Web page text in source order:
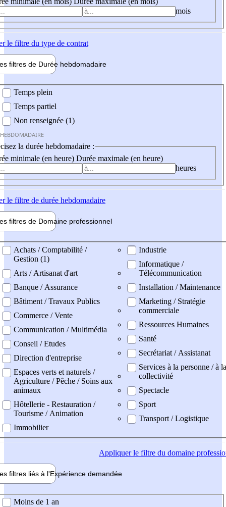
mois
le filtre du type de contrat
filtres de Durée hebdomadaire
Temps plein
Temps partiel
Non renseignée (1)
la durée hebdomadaire :
minimale (en heure) Durée maximale (en heure)
heures
le filtre de durée hebdomadaire
filtres de Domaine professionnel
professionel
Achats / Comptabilité /
Gestion (1)
Arts / Artisanat d'art
Banque / Assurance
Bâtiment / Travaux Publics
Commerce / Vente
Communication / Multimédia
Conseil / Etudes
Direction d'entreprise
Espaces verts et naturels /
Agriculture / Pêche / Soins aux
animaux
Hôtellerie - Restauration /
Tourisme / Animation
Immobilier
Industrie
Informatique /
Télécommunication
Installation / Maintenance
Marketing / Stratégie
commerciale
Ressources Humaines
Santé
Secrétariat / Assistanat
Services à la personne / à la
collectivité
Spectacle
Sport
Transport / Logistique
Appliquerle filtre du domaine
filtres liés à l'Expérience demandée
demandée
Moins de 1 an